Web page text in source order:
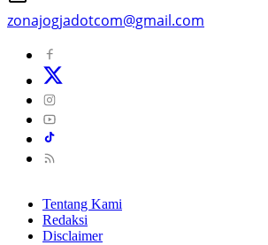
zonajogjadotcom@gmail.com
Tentang Kami
Redaksi
Disclaimer